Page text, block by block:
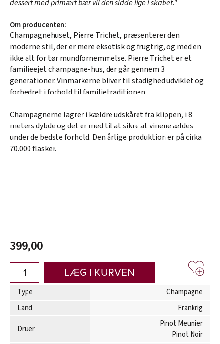
dessert med primært bær vil den sidde lige i skabet."
Om producenten:
Champagnehuset, Pierre Trichet, præsenterer den
moderne stil, der er mere eksotisk og frugtrig, og med en
ikke alt for tør mundfornemmelse. Pierre Trichet er et
familieejet champagne-hus, der går gennem 3
generationer. Vinmarkerne bliver til stadighed udviklet og
forbedret i forhold til familietraditionen.
Champagnerne lagrer i kældre udskåret fra klippen, i 8
meters dybde og det er med til at sikre at vinene ældes
under de bedste forhold. Den årlige produktion er på cirka
70.000 flasker.
399,00
LÆG I KURVEN
Type
Champagne
Land
Frankrig
Druer
Pinot Meunier
Pinot Noir